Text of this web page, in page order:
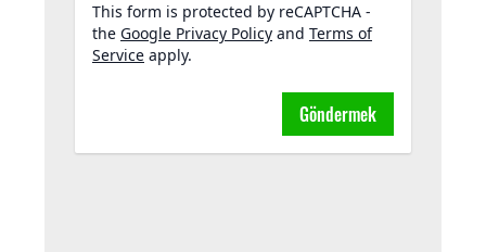
This form is protected by reCAPTCHA -
the Google Privacy Policy and Terms of
Service apply.
Göndermek